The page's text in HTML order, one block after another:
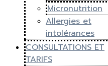
Micronutrition
Allergies et
intolérances
CONSULTATIONS ET
TARIFS